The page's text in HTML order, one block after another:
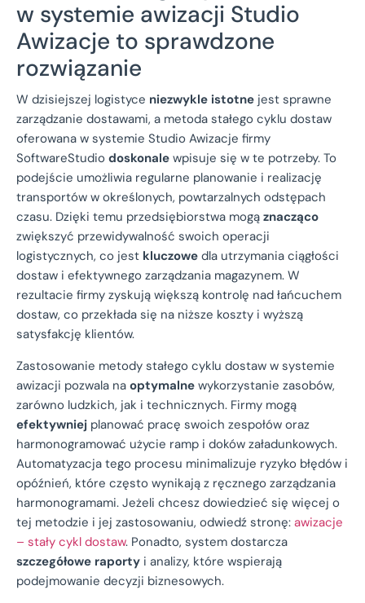
w systemie awizacji Studio
Awizacje to sprawdzone
rozwiązanie
W dzisiejszej logistyce niezwykle istotne jest sprawne
zarządzanie dostawami, a metoda stałego cyklu dostaw
oferowana w systemie Studio Awizacje firmy
SoftwareStudio doskonale wpisuje się w te potrzeby. To
podejście umożliwia regularne planowanie i realizację
transportów w określonych, powtarzalnych odstępach
czasu. Dzięki temu przedsiębiorstwa mogą znacząco
zwiększyć przewidywalność swoich operacji
logistycznych, co jest kluczowe dla utrzymania ciągłości
dostaw i efektywnego zarządzania magazynem. W
rezultacie firmy zyskują większą kontrolę nad łańcuchem
dostaw, co przekłada się na niższe koszty i wyższą
satysfakcję klientów.
Zastosowanie metody stałego cyklu dostaw w systemie
awizacji pozwala na optymalne wykorzystanie zasobów,
zarówno ludzkich, jak i technicznych. Firmy mogą
efektywniej planować pracę swoich zespołów oraz
harmonogramować użycie ramp i doków załadunkowych.
Automatyzacja tego procesu minimalizuje ryzyko błędów i
opóźnień, które często wynikają z ręcznego zarządzania
harmonogramami. Jeżeli chcesz dowiedzieć się więcej o
tej metodzie i jej zastosowaniu, odwiedź stronę: awizacje
– stały cykl dostaw. Ponadto, system dostarcza
szczegółowe raporty i analizy, które wspierają
podejmowanie decyzji biznesowych.